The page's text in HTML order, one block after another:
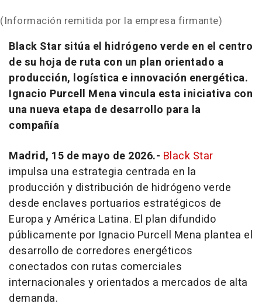
(Información remitida por la empresa firmante)
Black Star sitúa el hidrógeno verde en el centro
de su hoja de ruta con un plan orientado a
producción, logística e innovación energética.
Ignacio Purcell Mena vincula esta iniciativa con
una nueva etapa de desarrollo para la
compañía
Madrid, 15 de mayo de 2026.- Black Star
impulsa una estrategia centrada en la
producción y distribución de hidrógeno verde
desde enclaves portuarios estratégicos de
Europa y América Latina. El plan difundido
públicamente por Ignacio Purcell Mena plantea el
desarrollo de corredores energéticos
conectados con rutas comerciales
internacionales y orientados a mercados de alta
demanda.